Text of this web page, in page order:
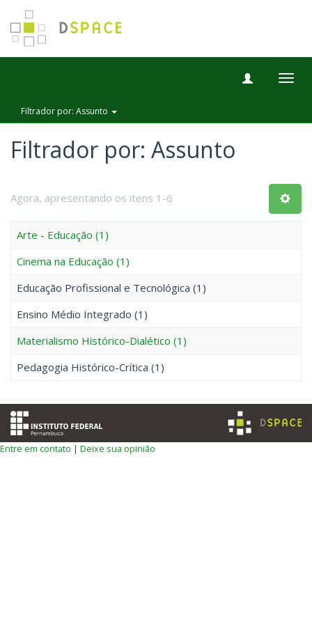
Filtrador por: Assunto
Filtrador por: Assunto
Agora, apresentando os itens 1-6
Arte - Educação (1)
Cinema na Educação (1)
Educação Profissional e Tecnológica (1)
Ensino Médio Integrado (1)
Materialismo Histórico-Dialético (1)
Pedagogia Histórico-Crítica (1)
Entre em contato | Deixe sua opinião